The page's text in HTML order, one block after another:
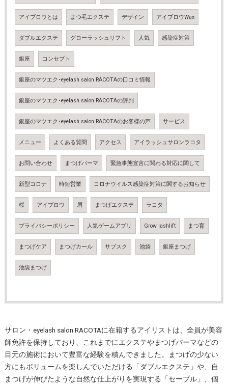
アイブロウとは まつ毛エクステ デザイン アイブロウWax
ダブルエクステ グローラッシュリフト 人気 感染症対策
銀座 コンセプト
銀座のマツエク･eyelash salon RACOTAの口コミ情報
銀座のマツエク･eyelash salon RACOTAの評判
銀座のマツエク･eyelash salon RACOTAのお客様の声 サービス
メニュー よくある質問 アクセス アイラッシュサロンラコタ
お問い合わせ まつげパーマ 緊急事態宣言に関わる対応に関して
新型コロナ 時短営業 コロナウイルス感染症対策に関するお知らせ
桜 アイブロウ 眉 まつげエクステ ラコタ
プライバシーポリシー 人気ゲームアプリ Grow lashlift まつ育
まつげケア まつげカール サブスク 池袋 銀座まつげ
池袋まつげ
サロン・eyelash salon RACOTAに在籍するアイリストは、全員が美容
師免許を保持しており、これまでにエクステやまつげパーマなどの
目元の施術において豊富な経験を積んできました。まつげの少ない
方にもボリュームを楽しんでいただける「ダブルエクステ」や、自
まつげが伸びたような自然な仕上がりを実現する「セーブル」、個